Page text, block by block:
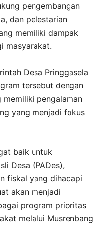
pengembangan
dan pelestarian
memiliki dampak
masyarakat.
Desa Pringgasela
tersebut dengan
memiliki pengalaman
yang menjadi fokus
baik untuk
Desa (PADes),
fiskal yang dihadapi
akan menjadi
program prioritas
melalui Musrenbang